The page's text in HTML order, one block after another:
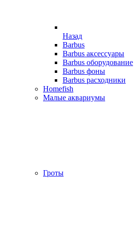
Назад
Barbus
Barbus аксессуары
Barbus оборудование
Barbus фоны
Barbus расходники
Homefish
Малые аквариумы
Гроты